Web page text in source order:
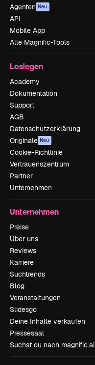
Agenten Neu
API
Mobile App
Alle Magnific-Tools
Loslegen
Academy
Dokumentation
Support
AGB
Datenschutzerklärung
Originale Neu
Cookie-Richtlinie
Vertrauenszentrum
Partner
Unternehmen
Unternehmen
Preise
Über uns
Reviews
Karriere
Suchtrends
Blog
Veranstaltungen
Slidesgo
Deine Inhalte verkaufen
Pressesaal
Suchst du nach magnific.ai